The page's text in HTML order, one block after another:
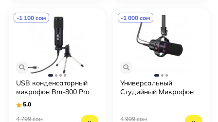
-1 100 сом
USB конденсаторный
микрофон Bm-800 Pro
(на треноге)
5.0
4 799 сом
-1 000 сом
Универсальный
Студийный Микрофон
4 999 сом